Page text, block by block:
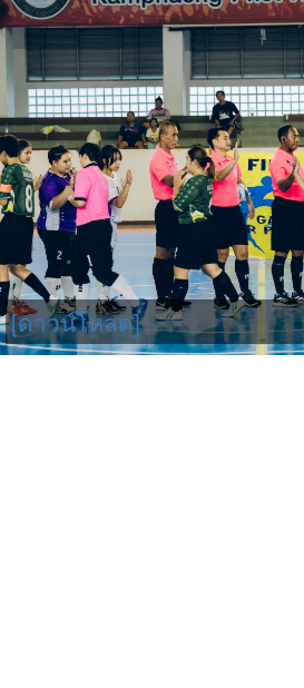
[ดาวน์โหลด]